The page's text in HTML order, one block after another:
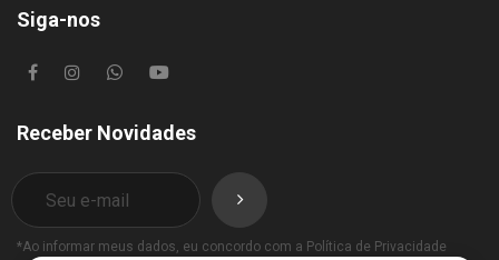
Siga-nos
Receber Novidades
*Ao informar meus dados, eu concordo com a Política de Privacidade